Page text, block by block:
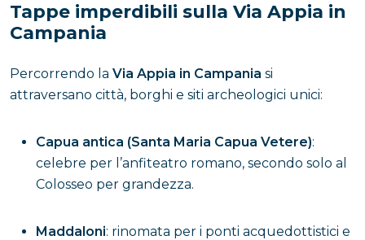
Tappe imperdibili sulla Via Appia in
Campania
Percorrendo la Via Appia in Campania si
attraversano città, borghi e siti archeologici unici:
Capua antica (Santa Maria Capua Vetere):
celebre per l’anfiteatro romano, secondo solo al
Colosseo per grandezza.
Maddaloni: rinomata per i ponti acquedottistici e